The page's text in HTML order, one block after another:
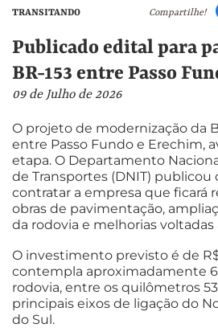
TRANSITANDO Compartilhe!
Publicado edital para
BR-153 entre Passo
09 de Julho de 2026
O projeto de modernização da
entre Passo Fundo e Erechim,
etapa. O Departamento
de Transportes (DNIT) publicou
contratar a empresa que ficará
obras de pavimentação,
da rodovia e melhorias voltadas
O investimento previsto é de
contempla aproximadamente
rodovia, entre os quilômetros
principais eixos de ligação do
do Sul.